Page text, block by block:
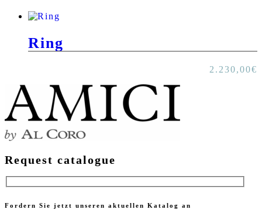
Ring
2.230,00€
Request catalogue
Fordern Sie jetzt unseren aktuellen Katalog an